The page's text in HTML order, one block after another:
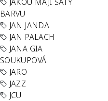
BARVU
JAN JANDA
JAN PALACH
JANA GIA
SOUKUPOVÁ
JARO
JAZZ
JCU